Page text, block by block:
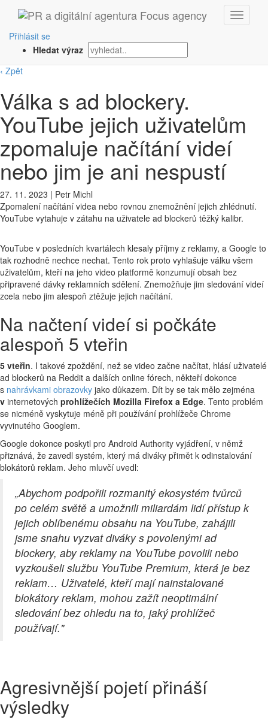
Přihlásit se
Hledat výraz
‹ Zpět
Válka s ad blockery.
YouTube jejich uživatelům
zpomaluje načítání videí
nebo jim je ani nespustí
27. 11. 2023 | Petr Michl
Zpomalení načítání videa nebo rovnou znemožnění jejich zhlédnutí.
YouTube vytahuje v zátahu na uživatele ad blockerů těžký kalibr.
YouTube v posledních kvartálech klesaly příjmy z reklamy, a Google to
tak rozhodně nechce nechat. Tento rok proto vyhlašuje válku všem
uživatelům, kteří na jeho video platformě konzumují obsah bez
připravené dávky reklamních sdělení. Znemožňuje jim sledování videí
zcela nebo jim alespoň ztěžuje jejich načítání.
Na načtení videí si počkáte
alespoň 5 vteřin
5 vteřin. I takové zpoždění, než se video začne načítat, hlásí uživatelé
ad blockerů na Reddit a dalších online fórech, někteří dokonce
s nahrávkami obrazovky jako důkazem. Dít by se tak mělo zejména
v internetových prohlížečích Mozilla Firefox a Edge. Tento problém
se nicméně vyskytuje méně při používání prohlížeče Chrome
vyvinutého Googlem.
Google dokonce poskytl pro Android Authority vyjádření, v němž
přiznává, že zavedl systém, který má diváky přimět k odinstalování
blokátorů reklam. Jeho mluvčí uvedl:
„Abychom podpořili rozmanitý ekosystém tvůrců
po celém světě a umožnili miliardám lidí přístup k
jejich oblíbenému obsahu na YouTube, zahájili
jsme snahu vyzvat diváky s povolenými ad
blockery, aby reklamy na YouTube povolili nebo
vyzkoušeli službu YouTube Premium, která je bez
reklam… Uživatelé, kteří mají nainstalované
blokátory reklam, mohou zažít neoptimální
sledování bez ohledu na to, jaký prohlížeč
používají."
Agresivnější pojetí přináší
výsledky